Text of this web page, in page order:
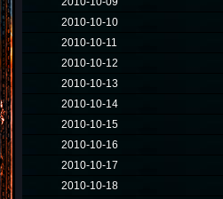
2010-10-10
2010-10-11
2010-10-12
2010-10-13
2010-10-14
2010-10-15
2010-10-16
2010-10-17
2010-10-18